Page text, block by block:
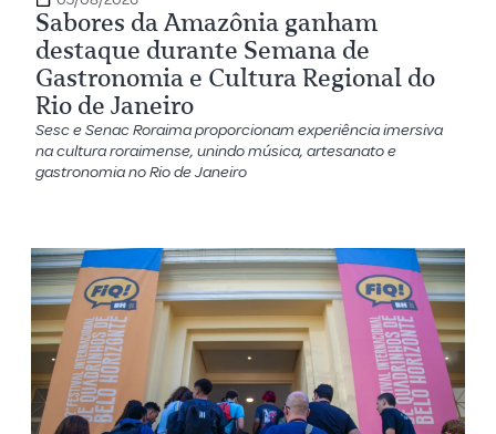
Sabores da Amazônia ganham
destaque durante Semana de
Gastronomia e Cultura Regional do
Rio de Janeiro
Sesc e Senac Roraima proporcionam experiência imersiva
na cultura roraimense, unindo música, artesanato e
gastronomia no Rio de Janeiro